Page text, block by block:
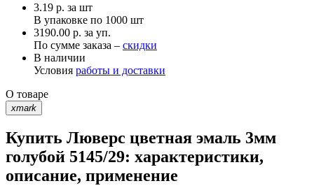
3.19 р. за шт
В упаковке по 1000 шт
3190.00 р. за уп.
По сумме заказа – скидки
В наличии
Условия работы и доставки
О товаре
xmark
Купить Люверс цветная эмаль 3мм
голубой 5145/29: характеристики,
описание, применение